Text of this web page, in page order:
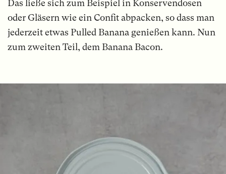
Das ließe sich zum Beispiel in Konservendosen
oder Gläsern wie ein Confit abpacken, so dass man
jederzeit etwas Pulled Banana genießen kann. Nun
zum zweiten Teil, dem Banana Bacon.